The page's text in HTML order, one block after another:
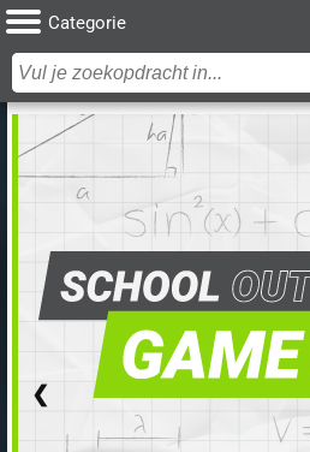
Categorie
❮